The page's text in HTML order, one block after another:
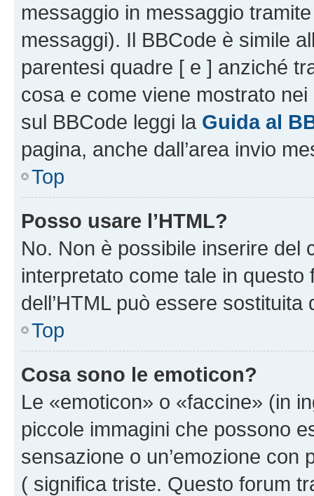
messaggio in messaggio
messaggi). Il BBCode è simile
parentesi quadre [ e ] anziché
cosa e come viene mostrato
sul BBCode leggi la Guida al
pagina, anche dall’area invio
Top
Posso usare l’HTML?
No. Non è possibile inserire del
interpretato come tale in
dell’HTML può essere sostituita
Top
Cosa sono le emoticon?
Le «emoticon» o «faccine» (in
piccole immagini che possono
sensazione o un’emozione
( significa triste. Questo forum